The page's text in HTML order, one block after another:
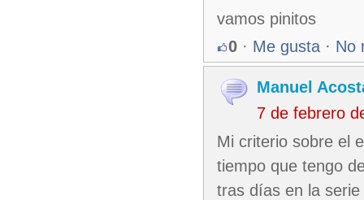
vamos pinitos
0 · Me gusta · No
Manuel
7 de febrero
Mi criterio sobre el
tiempo que tengo
tras días en la